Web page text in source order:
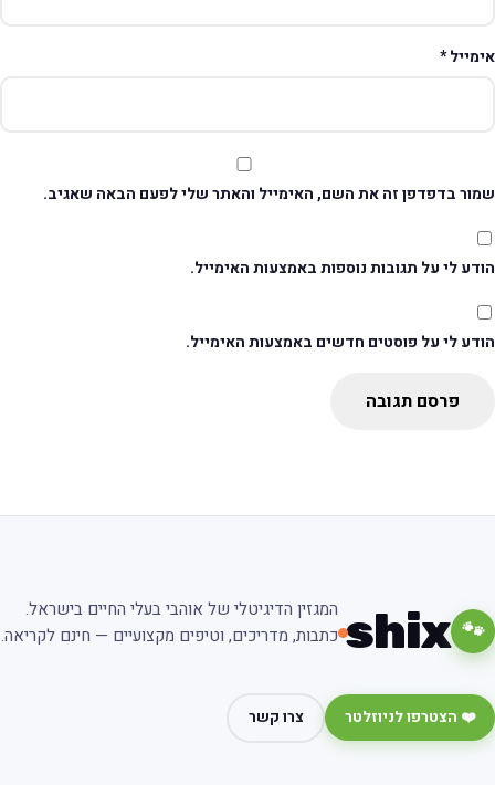
*
בדפדפן זה את השם, האימייל והאתר שלי לפעם הבאה שאגיב.
לי על תגובות נוספות באמצעות האימייל.
לי על פוסטים חדשים באמצעות האימייל.
פרסם תגובה
🐾
shix
המגזין הדיגיטלי של אוהבי בעלי החיים בישראל.
כתבות, מדריכים, וטיפים מקצועיים — חינם לקריאה.
❤️ הצטרפו לניוזלטר צרו קשר